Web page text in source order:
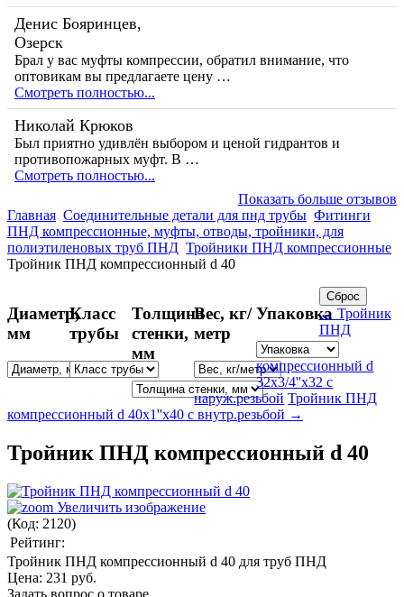
Денис Бояринцев,
Озерск
Брал у вас муфты компрессии, обратил внимание, что
оптовикам вы предлагаете цену …
Смотреть полностью...
Николай Крюков
Был приятно удивлён выбором и ценой гидрантов и
противопожарных муфт. В …
Смотреть полностью...
Показать больше отзывов
Главная Соединительные детали для пнд трубы Фитинги
ПНД компрессионные, муфты, отводы, тройники, для
полиэтиленовых труб ПНД Тройники ПНД компрессионные
Тройник ПНД компрессионный d 40
Диаметр,
мм
Класс
трубы
Толщина
стенки,
мм
Вес, кг/
метр
Упаковка← Тройник
ПНД
компрессионный d
32х3/4''х32 с
наруж.резьбой Тройник ПНД
компрессионный d 40х1''х40 с внутр.резьбой →
Тройник ПНД компрессионный d 40
Увеличить изображение
(Код: 2120)
Рейтинг:
Тройник ПНД компрессионный d 40 для труб ПНД
Цена: 231 руб.
Задать вопрос о товаре